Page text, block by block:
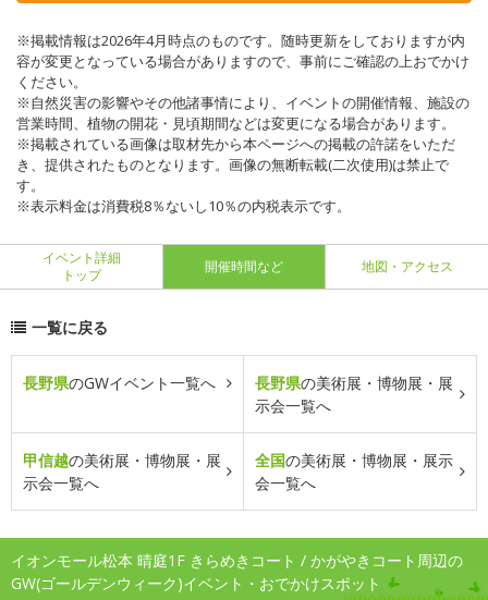
※掲載情報は2026年4月時点のものです。随時更新をしておりますが内
容が変更となっている場合がありますので、事前にご確認の上おでかけ
ください。
※自然災害の影響やその他諸事情により、イベントの開催情報、施設の
営業時間、植物の開花・見頃期間などは変更になる場合があります。
※掲載されている画像は取材先から本ページへの掲載の許諾をいただ
き、提供されたものとなります。画像の無断転載(二次使用)は禁止で
す。
※表示料金は消費税8％ないし10％の内税表示です。
イベント詳細
トップ
開催時間など 地図・アクセス
一覧に戻る
長野県のGWイベント一覧へ 長野県の美術展・博物展・展
示会一覧へ
甲信越の美術展・博物展・展
示会一覧へ
全国の美術展・博物展・展示
会一覧へ
イオンモール松本 晴庭1F きらめきコート / かがやきコート周辺の
GW(ゴールデンウィーク)イベント・おでかけスポット